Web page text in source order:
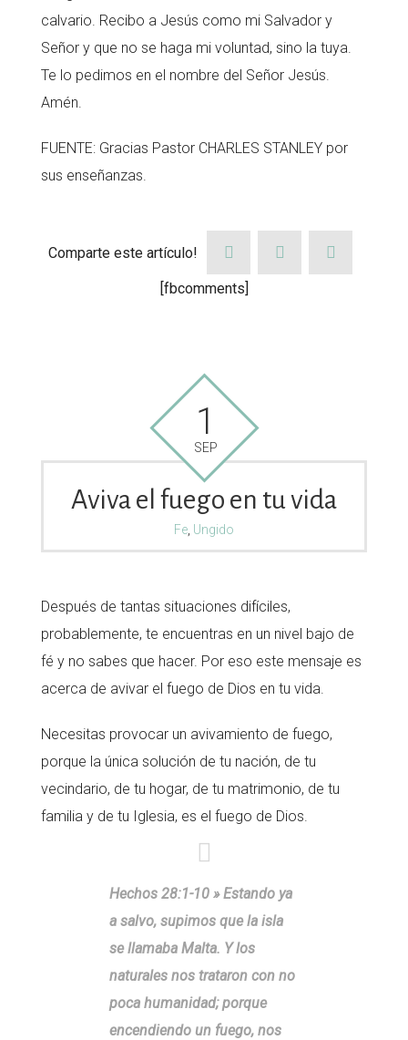
calvario. Recibo a Jesús como mi Salvador y
Señor y que no se haga mi voluntad, sino la tuya.
Te lo pedimos en el nombre del Señor Jesús.
Amén.
FUENTE: Gracias Pastor CHARLES STANLEY por
sus enseñanzas.
Comparte este artículo!
[fbcomments]
1
SEP
Aviva el fuego en tu vida
Fe Ungido
Después de tantas situaciones difíciles,
probablemente, te encuentras en un nivel bajo de
fé y no sabes que hacer. Por eso este mensaje es
acerca de avivar el fuego de Dios en tu vida.
Necesitas provocar un avivamiento de fuego,
porque la única solución de tu nación, de tu
vecindario, de tu hogar, de tu matrimonio, de tu
familia y de tu Iglesia, es el fuego de Dios.
Hechos 28:1-10 » Estando ya
a salvo, supimos que la isla
se llamaba Malta. Y los
naturales nos trataron con no
poca humanidad; porque
encendiendo un fuego, nos